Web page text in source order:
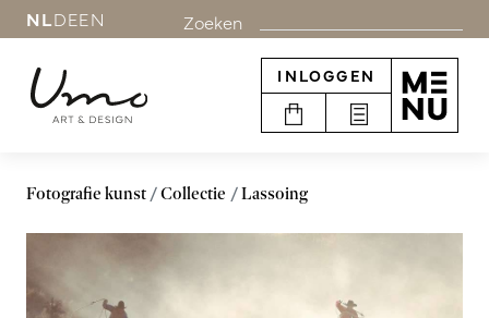
NLDEEN Zoeken
INLOGGEN
Fotografie kunst Collectie Lassoing